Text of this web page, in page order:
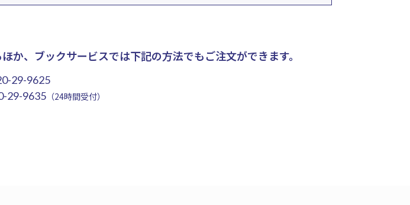
か、ブックサービスでは下記の方法でもご注文ができます。
29-9625
29-9635（24時間受付）